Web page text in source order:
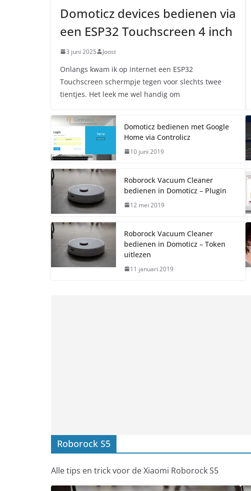
Domoticz devices bedienen via
een ESP32 Touchscreen 4 inch
3 juni 2025 Joost
Onlangs kwam ik op internet een ESP32
Touchscreen schermpje tegen voor slechts twee
tientjes. Het leek me wel handig om
Domoticz bedienen met Google
Home via Controlicz
10 juni 2019
Roborock Vacuum Cleaner
bedienen in Domoticz – Plugin
12 mei 2019
Roborock Vacuum Cleaner
bedienen in Domoticz – Token
uitlezen
11 januari 2019
Roborock S5
Alle tips en trick voor de Xiaomi Roborock S5